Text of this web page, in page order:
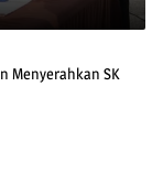
Menyerahkan SK